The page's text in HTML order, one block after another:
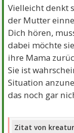
Vielleicht denkt
der Mutter
Dich hören,
dabei möchte
ihre Mama
Sie ist
Situation
das noch gar
Zitat von